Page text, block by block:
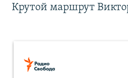
Крутой маршрут